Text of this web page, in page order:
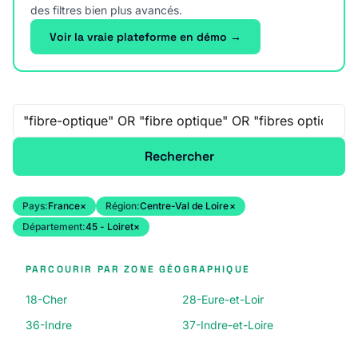
des filtres bien plus avancés.
Voir la vraie plateforme en démo →
Recherche libre
Rechercher
Pays:France× Région:Centre-Val de Loire×
Département:45 - Loiret×
PARCOURIR PAR ZONE GÉOGRAPHIQUE
18-Cher
28-Eure-et-Loir
36-Indre
37-Indre-et-Loire